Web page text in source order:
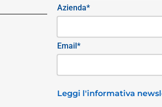
Azienda*
Email*
Leggi l'informativa